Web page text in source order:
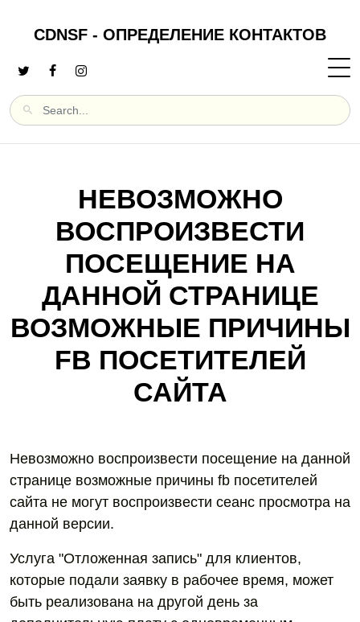
CDNSF - ОПРЕДЕЛЕНИЕ КОНТАКТОВ
НЕВОЗМОЖНО
ВОСПРОИЗВЕСТИ
ПОСЕЩЕНИЕ НА
ДАННОЙ СТРАНИЦЕ
ВОЗМОЖНЫЕ ПРИЧИНЫ
FB ПОСЕТИТЕЛЕЙ
САЙТА
Невозможно воспроизвести посещение на данной
странице возможные причины fb посетителей
сайта не могут воспроизвести сеанс просмотра на
данной версии.
Услуга "Отложенная запись" для клиентов,
которые подали заявку в рабочее время, может
быть реализована на другой день за